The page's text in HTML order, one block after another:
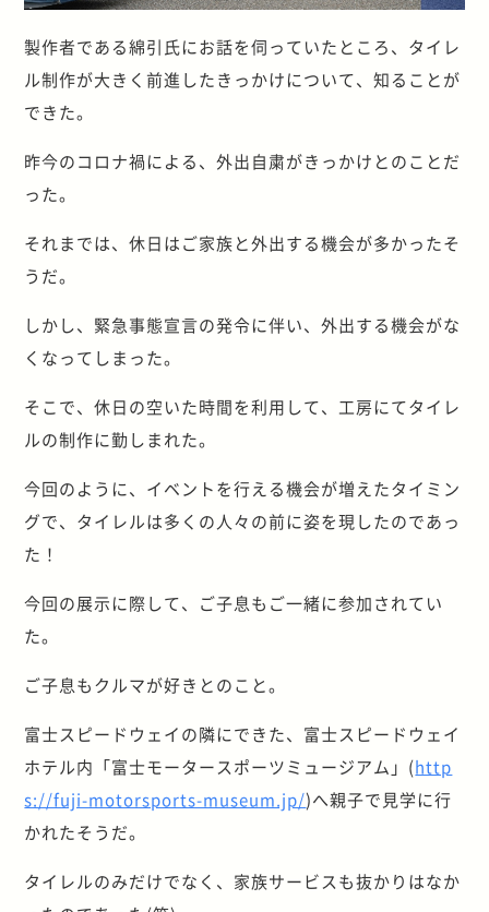
製作者である綿引氏にお話を伺っていたところ、タイレ
ル制作が大きく前進したきっかけについて、知ることが
できた。
昨今のコロナ禍による、外出自粛がきっかけとのことだ
った。
それまでは、休日はご家族と外出する機会が多かったそ
うだ。
しかし、緊急事態宣言の発令に伴い、外出する機会がな
くなってしまった。
そこで、休日の空いた時間を利用して、工房にてタイレ
ルの制作に勤しまれた。
今回のように、イベントを行える機会が増えたタイミン
グで、タイレルは多くの人々の前に姿を現したのであっ
た！
今回の展示に際して、ご子息もご一緒に参加されてい
た。
ご子息もクルマが好きとのこと。
富士スピードウェイの隣にできた、富士スピードウェイ
ホテル内「富士モータースポーツミュージアム」(http
s://fuji-motorsports-museum.jp/)へ親子で見学に行
かれたそうだ。
タイレルのみだけでなく、家族サービスも抜かりはなか